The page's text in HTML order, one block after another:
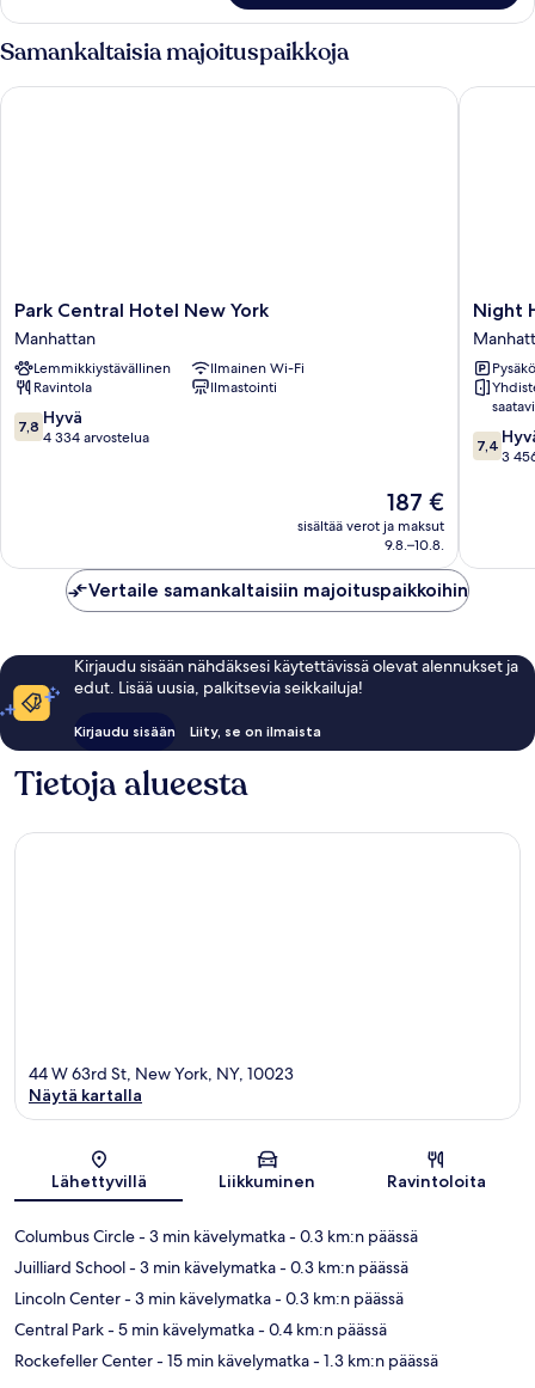
Samankaltaisia majoituspaikkoja
Park
Central
Hotel
New
York
Manhattan
Park Central Hotel New York
Manhattan
Lemmikkiystävällinen
Ilmainen Wi-Fi
Ravintola
Ilmastointi
7.8
kautta
7,8 Hyvä
4 334 arvostelua
Hinta
187 €
187 €
sisältää verot ja maksut
9.8.–10.8.
Park Central Hotel New York
Night
Hotel
Night
7.4
kautta
7,4
3
Night
Vertaile samankaltaisiin majoituspaikkoihin
Kirjaudu sisään nähdäksesi käytettävissä olevat alennukset ja
edut. Lisää uusia, palkitsevia seikkailuja!
Kirjaudu sisään Liity, se on ilmaista
Tietoja alueesta
Kartta
44 W 63rd St, New York, NY, 10023
Näytä kartalla
Lähettyvillä Liikkuminen Ravintoloita
Columbus Circle- 3 min kävelymatka- 0.3 km:n päässä
Juilliard School- 3 min kävelymatka- 0.3 km:n päässä
Lincoln Center- 3 min kävelymatka- 0.3 km:n päässä
Central Park- 5 min kävelymatka- 0.4 km:n päässä
Rockefeller Center- 15 min kävelymatka- 1.3 km:n päässä